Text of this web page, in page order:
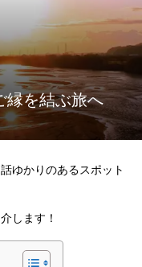
縁を結ぶ旅へ
ゆかりのあるスポット
します！